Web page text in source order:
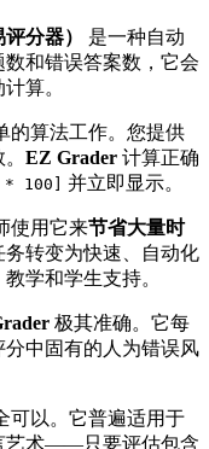
分器）
是一种自动
和错误答案数，它会
算。
的算法工作。您提供
EZ Grader 计算正确
* 100] 并立即显示。
使用它来节省大量时
务转变为快速、自动化
学和学生支持。
极其准确。它每
中固有的人为错误风
可以。它普遍适用于
艺术——只要评估包含